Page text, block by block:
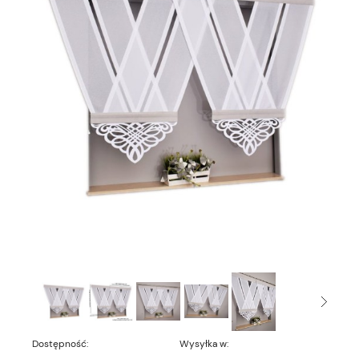
Dostępność:
Wysyłka w: